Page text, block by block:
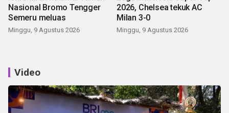
Nasional Bromo Tengger
Semeru meluas
Minggu, 9 Agustus 2026
2026, Chelsea tekuk AC
Milan 3-0
Minggu, 9 Agustus 2026
Video